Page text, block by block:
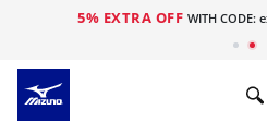
5% EXTRA OFF WITH CODE: